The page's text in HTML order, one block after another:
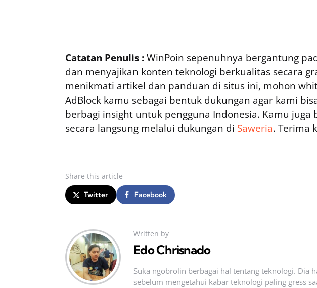
Catatan Penulis :WinPoin sepenuhnya bergantung
dan menyajikan konten teknologi berkualitas secara
menikmati artikel dan panduan di situs ini, mohon
AdBlock kamu sebagai bentuk dukungan agar kami
berbagi insight untuk pengguna Indonesia. Kamu juga
secara langsung melalui dukungan di Saweria. Terima
Share this article
Twitter Facebook
Written by
Edo Chrisnado
Suka ngobrolin berbagai hal tentang teknologi. Dia
sebelum mengetahui kabar teknologi paling gress